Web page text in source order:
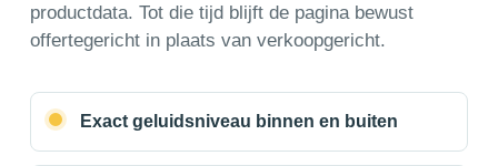
productdata. Tot die tijd blijft de pagina bewust
offertegericht in plaats van verkoopgericht.
Exact geluidsniveau binnen en buiten